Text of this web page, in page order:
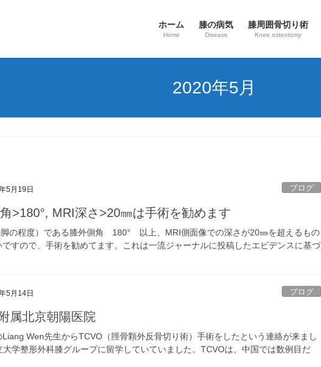
ホーム
Home
膝の病気
Disease
​膝周囲骨切り術
Knee osteotomy
2020年5月
5月19日 ブログ
>180°, MRI深さ>20㎜は手術を勧めます
の程度）である膝外側角 180° 以上、MRI側面像での深さが20㎜を超えるもの
すので、手術を勧めてます。これは一流ジャーナルに投稿したエビデンスに基づ
5月14日 ブログ
属北京朝陽医院
Wen先生からTCVO（脛骨顆外反骨切り術）手術をしたという連絡が来まし
学整形外科膝グループに留学していていました。TCVOは、中国では数例目だ